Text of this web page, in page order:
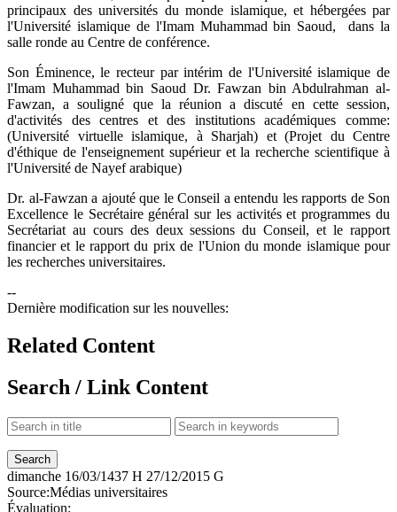
principaux des universités du monde islamique, et hébergées par
l'Université islamique de l'Imam Muhammad bin Saoud, dans la
salle ronde au Centre de conférence.
Son Éminence, le recteur par intérim de l'Université islamique de
l'Imam Muhammad bin Saoud Dr. Fawzan bin Abdulrahman al-
Fawzan, a souligné que la réunion a discuté en cette session,
d'activités des centres et des institutions académiques comme:
(Université virtuelle islamique, à Sharjah) et (Projet du Centre
d'éthique de l'enseignement supérieur et la recherche scientifique à
l'Université de Nayef arabique)
Dr. al-Fawzan a ajouté que le Conseil a entendu les rapports de Son
Excellence le Secrétaire général sur les activités et programmes du
Secrétariat au cours des deux sessions du Conseil, et le rapport
financier et le rapport du prix de l'Union du monde islamique pour
les recherches universitaires.
--
Dernière modification sur les nouvelles:
Related Content
Search / Link Content
dimanche 16/03/1437 H 27/12/2015 G
Source:Médias universitaires
Évaluation: